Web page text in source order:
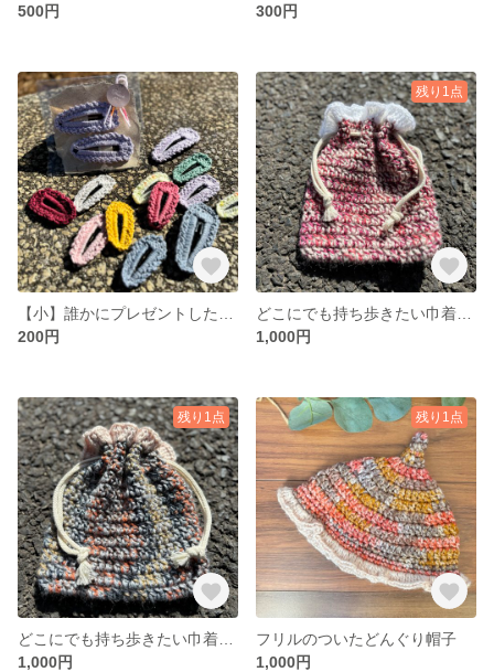
500円
300円
200円
残り1点
1,000円
残り1点
1,000円
残り1点
フリルのついたどんぐり帽子
1,000円